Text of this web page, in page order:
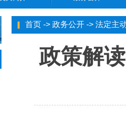
首页 -> 政务公开 -> 法定主
政策解